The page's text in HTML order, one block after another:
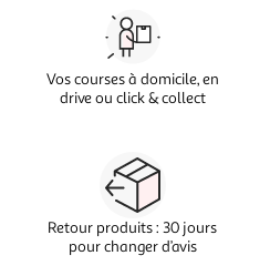
Vos courses à domicile, en
drive ou click & collect
Retour produits : 30 jours
pour changer d’avis